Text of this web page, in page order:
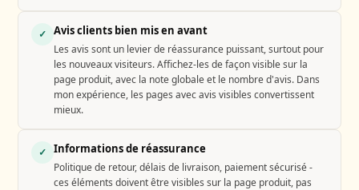
✓ Avis clients bien mis en avant
Les avis sont un levier de réassurance puissant, surtout pour
les nouveaux visiteurs. Affichez-les de façon visible sur la
page produit, avec la note globale et le nombre d'avis. Dans
mon expérience, les pages avec avis visibles convertissent
mieux.
✓ Informations de réassurance
Politique de retour, délais de livraison, paiement sécurisé -
ces éléments doivent être visibles sur la page produit, pas